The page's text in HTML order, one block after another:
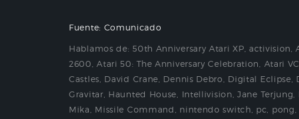
Fuente: Comunicado
Hablamos de:50th Anniversary Atari XP ,activision ,
2600 ,Atari 50: The Anniversary Celebration Atari
Castles David Crane Dennis Debro Digital Eclipse
Gravitar Haunted House Intellivision ,Jane Terjung
Mika
Missile Command nintendo switch pc pong